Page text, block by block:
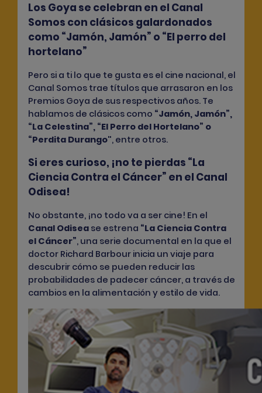
Los Goya se celebran en el Canal
Somos con clásicos galardonados
como “Jamón, Jamón” o “El perro del
hortelano”
Pero si a ti lo que te gusta es el cine nacional, el
Canal Somostrae títulos que arrasaron en los
Premios Goya de sus respectivos años. Te
hablamos de clásicos como “Jamón, Jamón”,
“La Celestina”, “El Perro del Hortelano” o
“Perdita Durango", entre otros.
Si eres curioso, ¡no te pierdas “La
Ciencia Contra el Cáncer” en el Canal
Odisea!
No obstante, ¡no todo va a ser cine! En el
Canal Odisea se estrena “La Ciencia Contra
el Cáncer”, una serie documental en la que el
doctor Richard Barbour inicia un viaje para
descubrir cómo se pueden reducir las
probabilidades de padecer cáncer, a través de
cambios en la alimentación y estilo de vida.